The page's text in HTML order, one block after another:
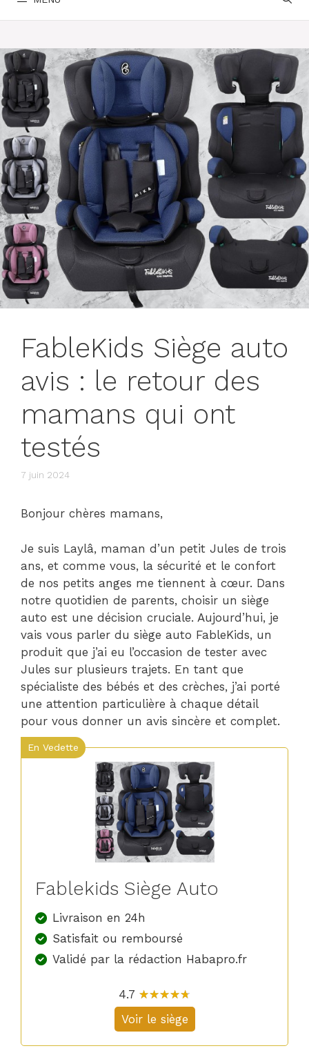
FableKids Siège auto
avis : le retour des
mamans qui ont
testés
7 juin 2024
Bonjour chères mamans,
Je suis Laylâ, maman d’un petit Jules de trois
ans, et comme vous, la sécurité et le confort
de nos petits anges me tiennent à cœur. Dans
notre quotidien de parents, choisir un siège
auto est une décision cruciale. Aujourd’hui, je
vais vous parler du siège auto FableKids, un
produit que j’ai eu l’occasion de tester avec
Jules sur plusieurs trajets. En tant que
spécialiste des bébés et des crèches, j’ai porté
une attention particulière à chaque détail
pour vous donner un avis sincère et complet.
En Vedette
Fablekids Siège Auto
Livraison en 24h
Satisfait ou remboursé
Validé par la rédaction Habapro.fr
4.7 ☆☆☆☆☆
★★★★★
Voir le siège